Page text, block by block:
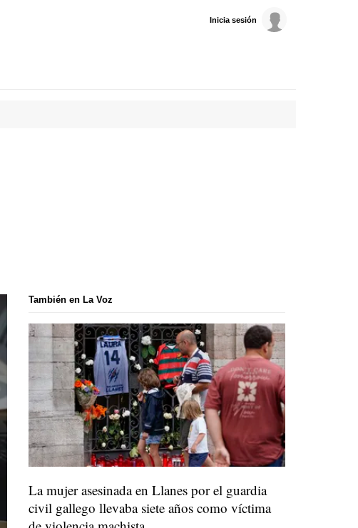
Inicia sesión
También en La Voz
La mujer asesinada en Llanes por el guardia
civil gallego llevaba siete años como víctima